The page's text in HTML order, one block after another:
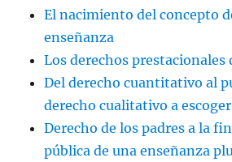
El nacimiento del concepto
enseñanza
Los derechos prestacionales
Del derecho cuantitativo al
derecho cualitativo a escoger
Derecho de los padres a la
pública de una enseñanza